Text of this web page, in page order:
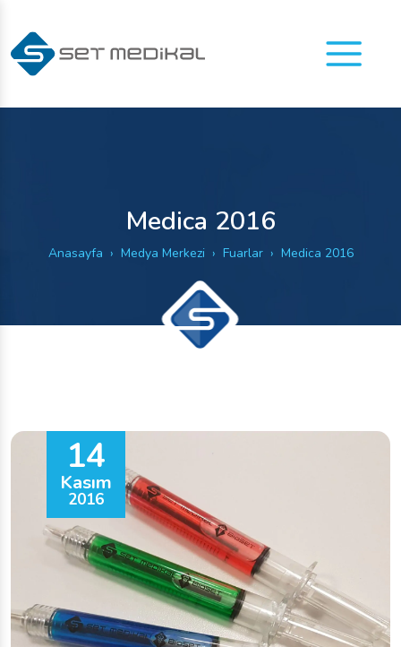
Menu
Medica 2016
Anasayfa Medya Merkezi Fuarlar Medica 2016
14
Kasım
2016